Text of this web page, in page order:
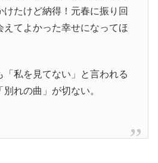
けたけど納得！元春に振り回
えてよかった幸せになってほ
「私を見てない」と言われる
れの曲」が切ない。